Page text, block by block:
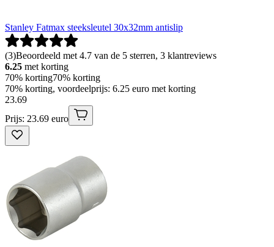
Stanley Fatmax steeksleutel 30x32mm antislip
(3)Beoordeeld met 4.7 van de 5 sterren, 3 klantreviews
6.25 met korting
70% korting70% korting
70% korting, voordeelprijs: 6.25 euro met korting
23.69
Prijs: 23.69 euro